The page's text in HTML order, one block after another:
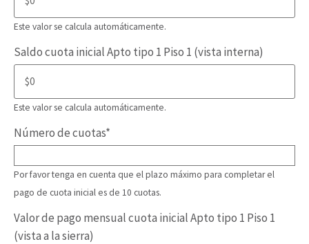
Este valor se calcula automáticamente.
Saldo cuota inicial Apto tipo 1 Piso 1 (vista interna)
Este valor se calcula automáticamente.
Número de cuotas*
Por favor tenga en cuenta que el plazo máximo para completar el
pago de cuota inicial es de 10 cuotas.
Valor de pago mensual cuota inicial Apto tipo 1 Piso 1
(vista a la sierra)